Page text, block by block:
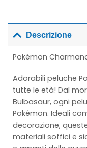
Descrizione
Pokémon
Adorabili peluche
tutte le età! Dal
Bulbasaur, ogni
Pokémon. Ideali
decorazione,
materiali soffici e